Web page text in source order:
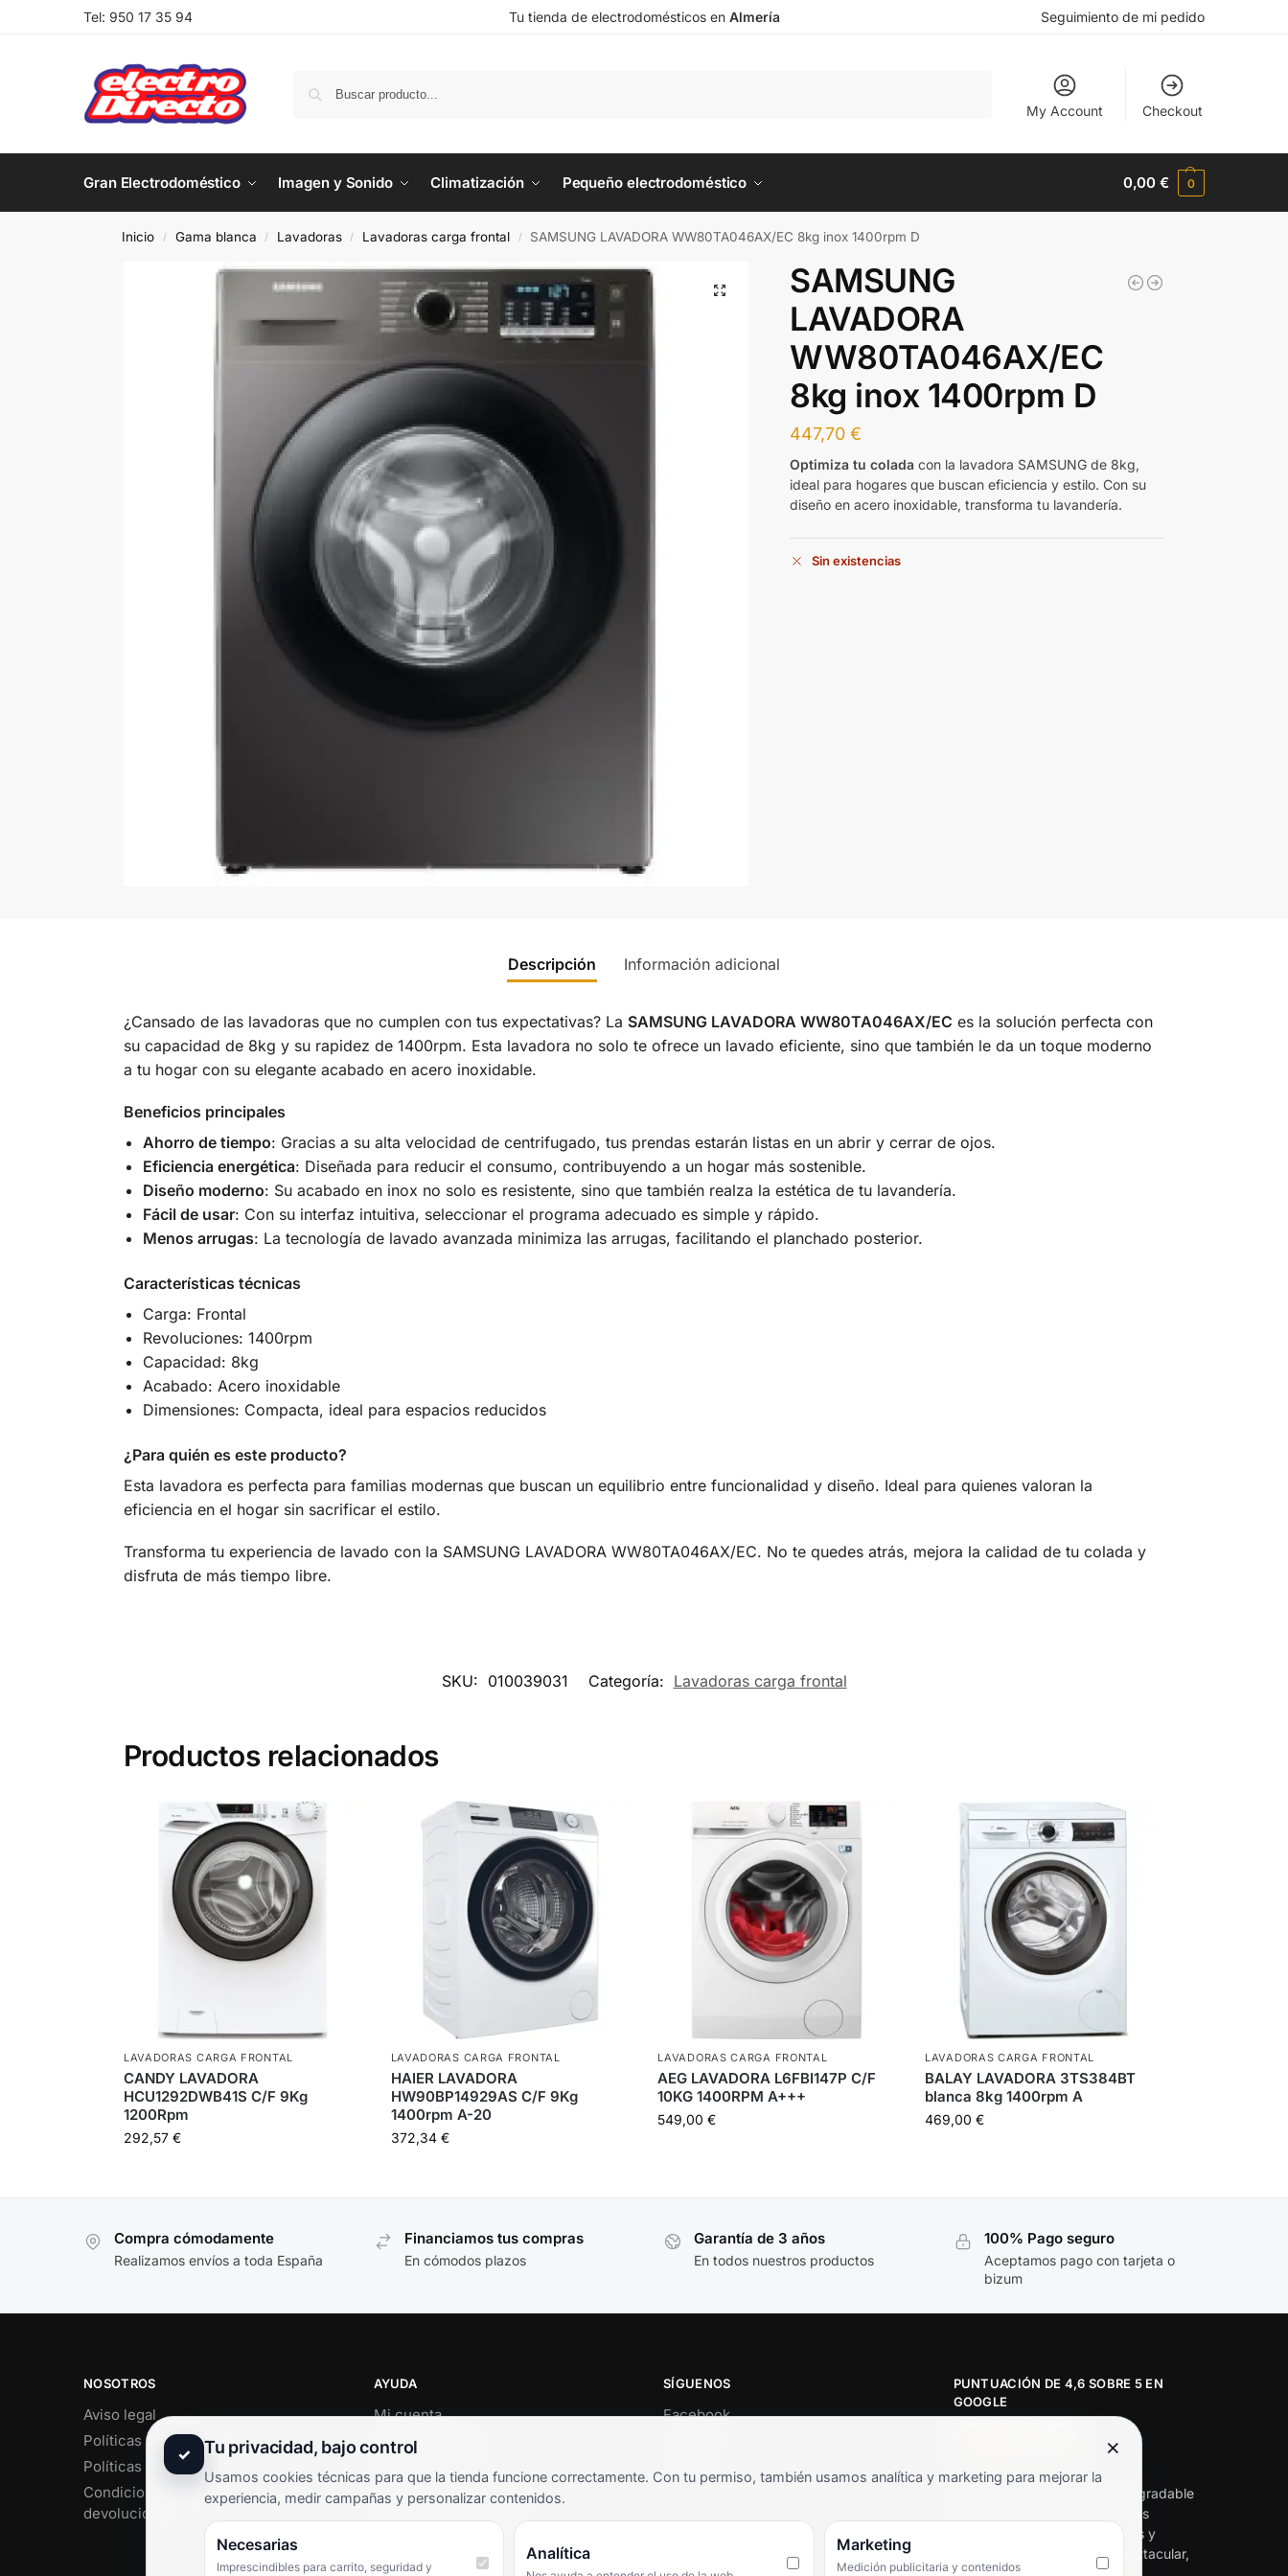
Tel: 950 17 35 94 Tu tienda de electrodomésticos en Almería Seguimiento de mi pedido
My Account Checkout
Gran Electrodoméstico Imagen y Sonido Climatización Pequeño electrodoméstico 0,00€ 0
Inicio / Gama blanca / Lavadoras / Lavadoras carga frontal / SAMSUNG LAVADORA WW80TA046AX/EC 8kg inox 1400rpm D
SAMSUNG
LAVADORA
WW80TA046AX/EC
8kg inox 1400rpm D
447,70€
Optimiza tu colada con la lavadora SAMSUNG de 8kg,
ideal para hogares que buscan eficiencia y estilo. Con su
diseño en acero inoxidable, transforma tu lavandería.
Sin existencias
Descripción Información adicional
¿Cansado de las lavadoras que no cumplen con tus expectativas? La SAMSUNG LAVADORA WW80TA046AX/EC es la solución perfecta con
su capacidad de 8kg y su rapidez de 1400rpm. Esta lavadora no solo te ofrece un lavado eficiente, sino que también le da un toque moderno
a tu hogar con su elegante acabado en acero inoxidable.
Beneficios principales
Ahorro de tiempo: Gracias a su alta velocidad de centrifugado, tus prendas estarán listas en un abrir y cerrar de ojos.
Eficiencia energética: Diseñada para reducir el consumo, contribuyendo a un hogar más sostenible.
Diseño moderno: Su acabado en inox no solo es resistente, sino que también realza la estética de tu lavandería.
Fácil de usar: Con su interfaz intuitiva, seleccionar el programa adecuado es simple y rápido.
Menos arrugas: La tecnología de lavado avanzada minimiza las arrugas, facilitando el planchado posterior.
Características técnicas
Carga: Frontal
Revoluciones: 1400rpm
Capacidad: 8kg
Acabado: Acero inoxidable
Dimensiones: Compacta, ideal para espacios reducidos
¿Para quién es este producto?
Esta lavadora es perfecta para familias modernas que buscan un equilibrio entre funcionalidad y diseño. Ideal para quienes valoran la
eficiencia en el hogar sin sacrificar el estilo.
Transforma tu experiencia de lavado con la SAMSUNG LAVADORA WW80TA046AX/EC. No te quedes atrás, mejora la calidad de tu colada y
disfruta de más tiempo libre.
SKU: 010039031 Categoría: Lavadoras carga frontal
Productos relacionados
LAVADORAS CARGA FRONTAL
CANDY LAVADORA
HCU1292DWB41S C/F 9Kg
1200Rpm
292,57 €
LAVADORAS CARGA FRONTAL
HAIER LAVADORA
HW90BP14929AS C/F 9Kg
1400rpm A-20
372,34 €
LAVADORAS CARGA FRONTAL
AEG LAVADORA L6FBI147P C/F
10KG 1400RPM A+++
549,00€
LAVADORAS CARGA FRONTAL
BALAY LAVADORA 3TS384BT
blanca 8kg 1400rpm A
469,00€
Compra cómodamente
Realizamos envíos a toda España
Financiamos tus compras
En cómodos plazos
Garantía de 3 años
En todos nuestros productos
100% Pago seguro
Aceptamos pago con tarjeta o
bizum
NOSOTROS
Aviso legal
Políticas de privacidad
Políticas de cookies
Condiciones de envío y
devoluciones
AYUDA
Mi cuenta
Soporte al cliente
Términos y condiciones
Preguntas frecuentes
SÍGUENOS
Facebook
PUNTUACIÓN DE 4,6 SOBRE 5 EN
GOOGLE
★★★★★
«Servicio de calidad y trato agradable
con precios excelentes. Hemos
comprado en varias ocasiones y
siempre dan respuesta. Espectacular,
✓ Tu privacidad, bajo control ×
Usamos cookies técnicas para que la tienda funcione correctamente. Con tu permiso, también usamos analítica y marketing para mejorar la
experiencia, medir campañas y personalizar contenidos.
Necesarias
Imprescindibles para carrito, seguridad y
Analítica Marketing
Medición publicitaria y contenidos